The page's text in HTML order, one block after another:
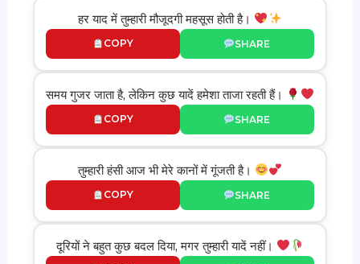
हर याद में तुम्हारी मौजूदगी महसूस होती है।
COPY SHARE
समय गुजर जाता है, लेकिन कुछ यादें हमेशा ताजा रहती हैं।
COPY SHARE
तुम्हारी हंसी आज भी मेरे कानों में गूंजती है।
COPY SHARE
दूरियों ने बहुत कुछ बदल दिया, मगर तुम्हारी यादें नहीं।